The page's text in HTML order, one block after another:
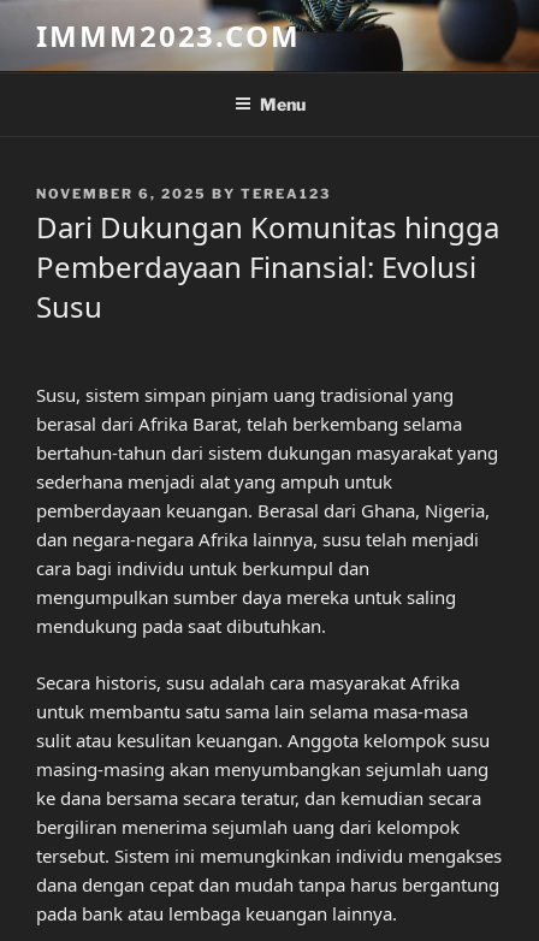
content
IMMM2023.COM
Menu
POSTED
NOVEMBER 6, 2025 BY TEREA123
Dari Dukungan Komunitas hingga
Pemberdayaan Finansial: Evolusi
Susu
Susu, sistem simpan pinjam uang tradisional yang
berasal dari Afrika Barat, telah berkembang selama
bertahun-tahun dari sistem dukungan masyarakat yang
sederhana menjadi alat yang ampuh untuk
pemberdayaan keuangan. Berasal dari Ghana, Nigeria,
dan negara-negara Afrika lainnya, susu telah menjadi
cara bagi individu untuk berkumpul dan
mengumpulkan sumber daya mereka untuk saling
mendukung pada saat dibutuhkan.
Secara historis, susu adalah cara masyarakat Afrika
untuk membantu satu sama lain selama masa-masa
sulit atau kesulitan keuangan. Anggota kelompok susu
masing-masing akan menyumbangkan sejumlah uang
ke dana bersama secara teratur, dan kemudian secara
bergiliran menerima sejumlah uang dari kelompok
tersebut. Sistem ini memungkinkan individu mengakses
dana dengan cepat dan mudah tanpa harus bergantung
pada bank atau lembaga keuangan lainnya.